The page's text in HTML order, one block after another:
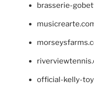
brasserie-
official-kelly-